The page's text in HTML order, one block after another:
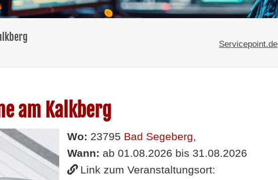
Servicepoint.de
am Kalkberg
Wo: 23795 Bad Segeberg,
Wann: ab 01.08.2026 bis 31.08.2026
Link zum Veranstaltungsort: